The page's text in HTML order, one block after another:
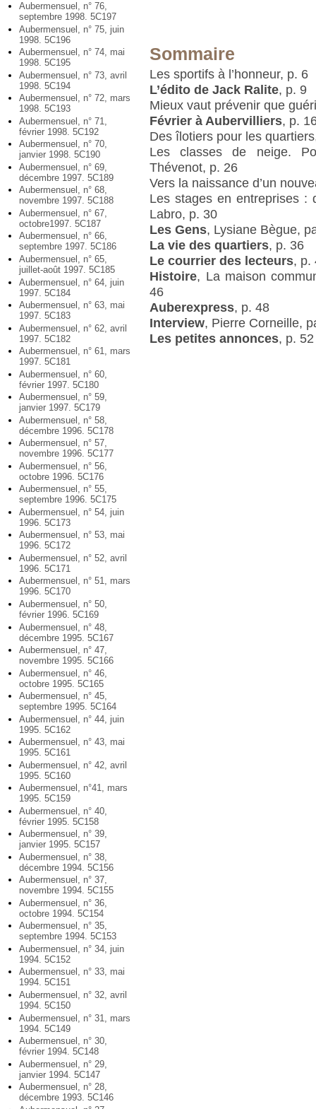
Aubermensuel, n° 76,
septembre 1998. 5C197
Aubermensuel, n° 75, juin
1998. 5C196
Aubermensuel, n° 74, mai
1998. 5C195
Aubermensuel, n° 73, avril
1998. 5C194
Aubermensuel, n° 72, mars
1998. 5C193
Aubermensuel, n° 71,
février 1998. 5C192
Aubermensuel, n° 70,
janvier 1998. 5C190
Aubermensuel, n° 69,
décembre 1997. 5C189
Aubermensuel, n° 68,
novembre 1997. 5C188
Aubermensuel, n° 67,
octobre1997. 5C187
Aubermensuel, n° 66,
septembre 1997. 5C186
Aubermensuel, n° 65,
juillet-août 1997. 5C185
Aubermensuel, n° 64, juin
1997. 5C184
Aubermensuel, n° 63, mai
1997. 5C183
Aubermensuel, n° 62, avril
1997. 5C182
Aubermensuel, n° 61, mars
1997. 5C181
Aubermensuel, n° 60,
février 1997. 5C180
Aubermensuel, n° 59,
janvier 1997. 5C179
Aubermensuel, n° 58,
décembre 1996. 5C178
Aubermensuel, n° 57,
novembre 1996. 5C177
Aubermensuel, n° 56,
octobre 1996. 5C176
Aubermensuel, n° 55,
septembre 1996. 5C175
Aubermensuel, n° 54, juin
1996. 5C173
Aubermensuel, n° 53, mai
1996. 5C172
Aubermensuel, n° 52, avril
1996. 5C171
Aubermensuel, n° 51, mars
1996. 5C170
Aubermensuel, n° 50,
février 1996. 5C169
Aubermensuel, n° 48,
décembre 1995. 5C167
Aubermensuel, n° 47,
novembre 1995. 5C166
Aubermensuel, n° 46,
octobre 1995. 5C165
Aubermensuel, n° 45,
septembre 1995. 5C164
Aubermensuel, n° 44, juin
1995. 5C162
Aubermensuel, n° 43, mai
1995. 5C161
Aubermensuel, n° 42, avril
1995. 5C160
Aubermensuel, n°41, mars
1995. 5C159
Aubermensuel, n° 40,
février 1995. 5C158
Aubermensuel, n° 39,
janvier 1995. 5C157
Aubermensuel, n° 38,
décembre 1994. 5C156
Aubermensuel, n° 37,
novembre 1994. 5C155
Aubermensuel, n° 36,
octobre 1994. 5C154
Aubermensuel, n° 35,
septembre 1994. 5C153
Aubermensuel, n° 34, juin
1994. 5C152
Aubermensuel, n° 33, mai
1994. 5C151
Aubermensuel, n° 32, avril
1994. 5C150
Aubermensuel, n° 31, mars
1994. 5C149
Aubermensuel, n° 30,
février 1994. 5C148
Aubermensuel, n° 29,
janvier 1994. 5C147
Aubermensuel, n° 28,
décembre 1993. 5C146
Sommaire
Les sportifs à l’honneur, p. 6
L’édito de Jack Ralite, p. 9
Mieux vaut prévenir que
Février à Aubervilliers, p.
Des îlotiers pour les
Les classes de neige.
Thévenot, p. 26
Vers la naissance d’un
Les stages en entreprises :
Labro, p. 30
Les Gens, Lysiane Bègue,
La vie des quartiers, p. 36
Le courrier des lecteurs, p.
Histoire, La maison
46
Auberexpress, p. 48
Interview, Pierre Corneille,
Les petites annonces, p. 52